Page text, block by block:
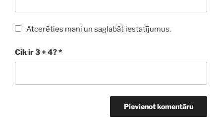
Atcerēties mani un saglabāt iestatījumus.
Cik ir 3 + 4?*